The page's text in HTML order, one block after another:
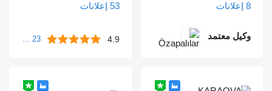
8 إعلانات
وكيل معتمد
53 إعلانات
4.9 23 مراجعات